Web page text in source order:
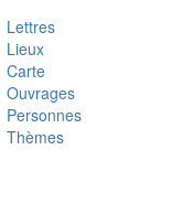
Lettres
Lieux
Carte
Ouvrages
Personnes
Thèmes